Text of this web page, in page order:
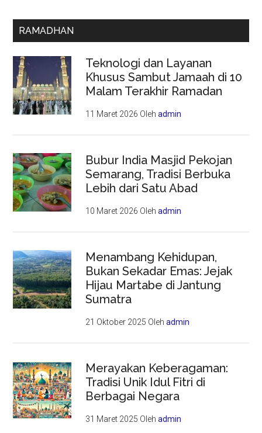
RAMADHAN
Teknologi dan Layanan
Khusus Sambut Jamaah di 10
Malam Terakhir Ramadan
11 Maret 2026 Olehadmin
Bubur India Masjid Pekojan
Semarang, Tradisi Berbuka
Lebih dari Satu Abad
10 Maret 2026 Olehadmin
Menambang Kehidupan,
Bukan Sekadar Emas: Jejak
Hijau Martabe di Jantung
Sumatra
21 Oktober 2025 Olehadmin
Merayakan Keberagaman:
Tradisi Unik Idul Fitri di
Berbagai Negara
31 Maret 2025 Olehadmin